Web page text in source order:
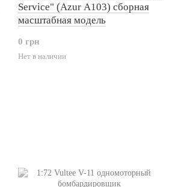
Service" (Azur A103) сборная
масштабная модель
0 грн
Нет в наличии